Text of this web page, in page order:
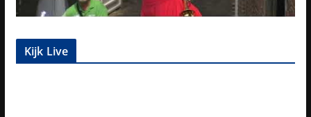
Kijk Live